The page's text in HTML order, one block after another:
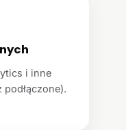
i inne